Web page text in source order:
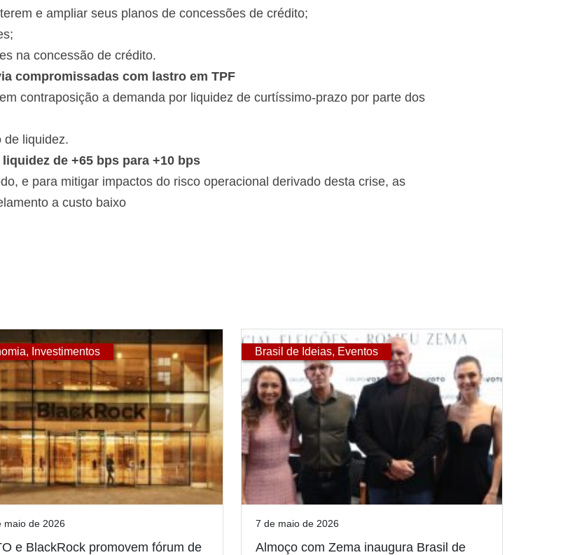
e ampliar seus planos de concessões de crédito;
na concessão de crédito.
compromissadas com lastro em TPF
contraposição a demanda por liquidez de curtíssimo-prazo por parte dos
de liquidez.
de +65 bps para +10 bps
e para mitigar impactos do risco operacional derivado desta crise, as
a custo baixo
, Investimentos
maio de 2026
e BlackRock promovem fórum de
Brasil de Ideias, Eventos
7 de maio de 2026
Almoço com Zema inaugura Brasil de